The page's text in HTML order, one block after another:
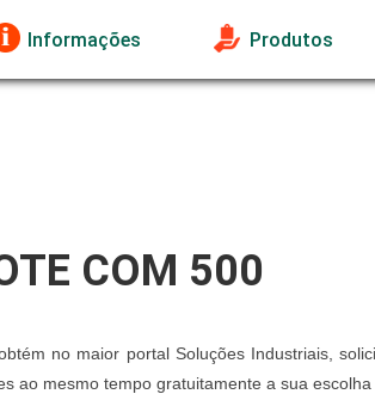
Informações Produtos
COM 500
no maior portal Soluções Industriais,
ao mesmo tempo gratuitamente a sua escolha